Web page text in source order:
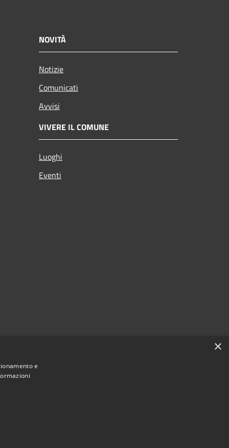
NOVITÀ
Notizie
Comunicati
Avvisi
VIVERE IL COMUNE
Luoghi
Eventi
×
e